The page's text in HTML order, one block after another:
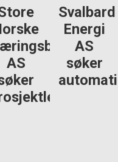
Svalbard
Energi
AS
søker
automatiker